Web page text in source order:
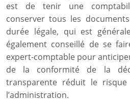
est de tenir une
conserver tous les
durée légale, qui est
également conseillé de se
expert-comptable pour
de la conformité de la
transparente réduit le risque
l’administration.